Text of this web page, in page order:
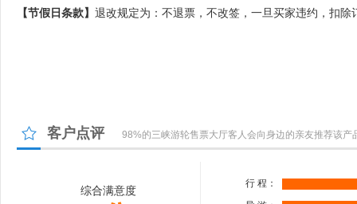
【节假日条款】 退改规定为：不退票，不改签，一旦买家违约，扣
客户点评 98%的三峡游轮售票大厅客人会向身边的亲友推荐该产